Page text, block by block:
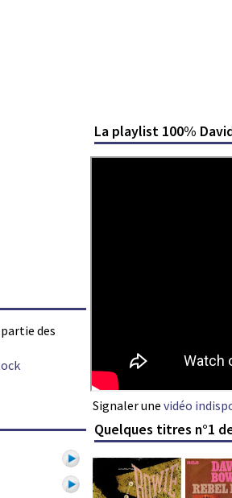
des
La playlist 100%
Signaler une vidéo
Quelques titres n°1